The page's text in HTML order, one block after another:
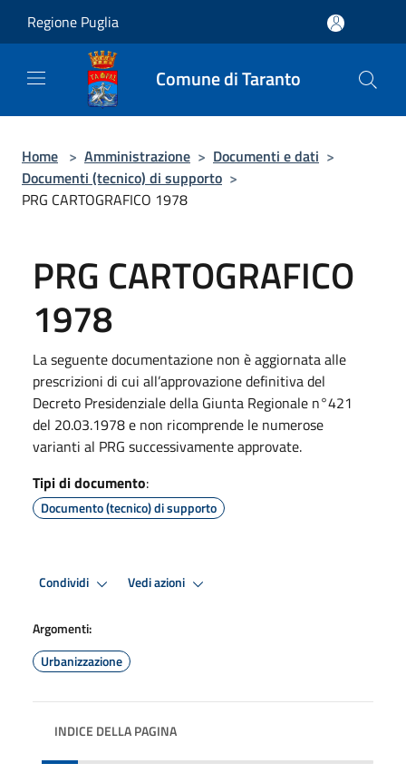
Regione Puglia
Comune di Taranto
Home > Amministrazione > Documenti e dati >
Documenti (tecnico) di supporto >
PRG CARTOGRAFICO 1978
PRG CARTOGRAFICO
1978
La seguente documentazione non è aggiornata alle
prescrizioni di cui all’approvazione definitiva del
Decreto Presidenziale della Giunta Regionale n°421
del 20.03.1978 e non ricomprende le numerose
varianti al PRG successivamente approvate.
Tipi di documento:
Documento (tecnico) di supporto
Condividi Vedi azioni
Argomenti:
Urbanizzazione
INDICE DELLA PAGINA